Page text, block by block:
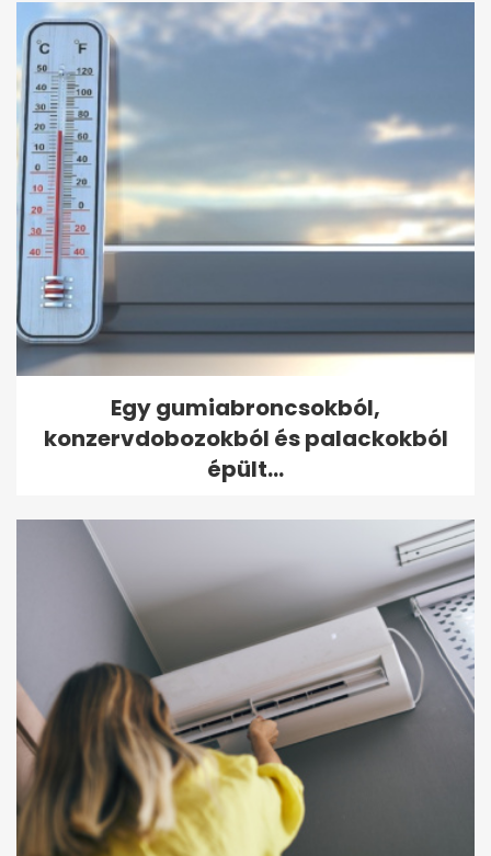
Egy gumiabroncsokból,
konzervdobozokból és palackokból
épült...